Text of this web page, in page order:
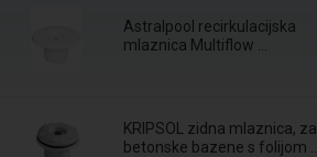
Astralpool recirkulacijska
mlaznica Multiflow ...
KRIPSOL zidna mlaznica, za
betonske bazene s folijom ...